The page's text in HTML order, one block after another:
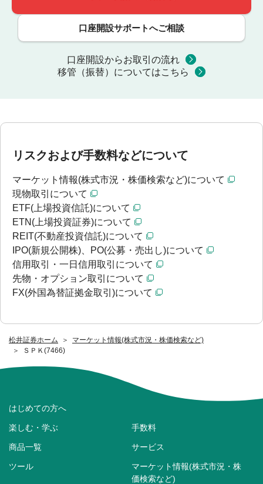
松井証券ホーム
マーケット情報(株式市況・株価検索など)
ＳＰＫ(7466)
口座開設サポートへご相談
口座開設からお取引の流れ
移管（振替）についてはこちら
リスクおよび手数料などについて
マーケット情報(株式市況・株価検索など)について
現物取引について
ETF(上場投資信託)について
ETN(上場投資証券)について
REIT(不動産投資信託)について
IPO(新規公開株)、PO(公募・売出し)について
信用取引・一日信用取引について
先物・オプション取引について
FX(外国為替証拠金取引)について
はじめての方へ
楽しむ・学ぶ 手数料
商品一覧 サービス
ツール
マーケット情報(株式市況・株
価検索など)